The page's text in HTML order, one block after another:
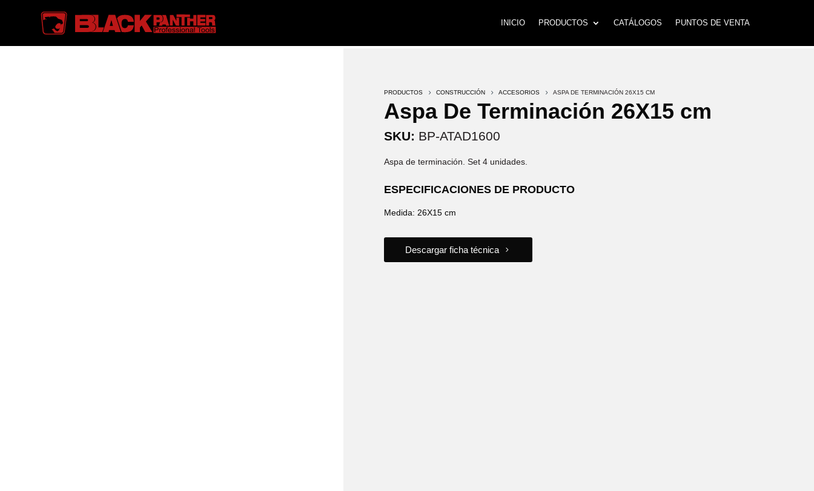
INICIO PRODUCTOS CATÁLOGOS PUNTOS DE VENTA
PRODUCTOS 5 CONSTRUCCIÓN 5 ACCESORIOS 5 ASPA DE TERMINACIÓN 26X15 CM
Aspa De Terminación 26X15 cm
SKU: BP-ATAD1600
Aspa de terminación. Set 4 unidades.
ESPECIFICACIONES DE PRODUCTO
Medida: 26X15 cm
Descargar ficha técnica